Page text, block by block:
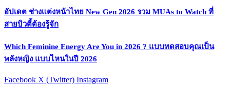
อัปเดต ช่างแต่งหน้าไทย New Gen 2026 รวม MUAs to Watch ที่
สายบิวตี้ต้องรู้จัก
Which Feminine Energy Are You in 2026 ? แบบทดสอบคุณเป็น
พลังหญิง แบบไหนในปี 2026
Facebook X (Twitter) Instagram